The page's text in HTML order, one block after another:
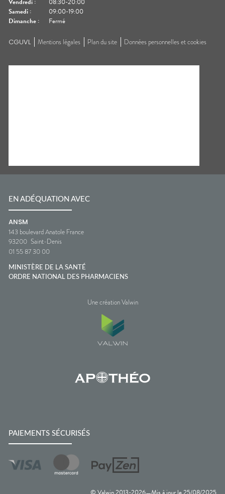
Vendredi :
08:30-20:00
Samedi :
09:00-19:00
Dimanche : Fermé
CGUVL Mentions légales Plan du site Données personnelles et cookies
EN ADÉQUATION AVEC
ANSM
143 boulevard Anatole France
93200 Saint-Denis
01 55 87 30 00
MINISTÈRE DE LA SANTÉ
ORDRE NATIONAL DES PHARMACIENS
Une création Valwin
PAIEMENTS SÉCURISÉS